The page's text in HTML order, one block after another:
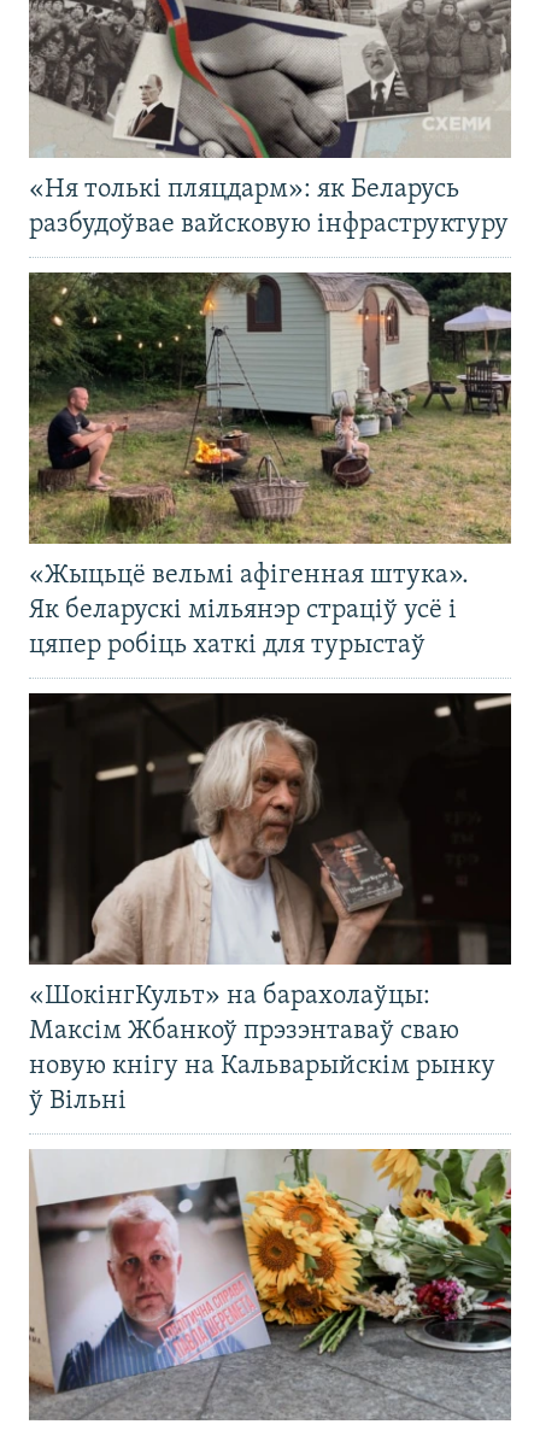
«Ня толькі пляцдарм»: як Беларусь
разбудоўвае вайсковую інфраструктуру
«Жыцьцё вельмі афігенная штука».
Як беларускі мільянэр страціў усё і
цяпер робіць хаткі для турыстаў
«ШокінгКульт» на барахолаўцы:
Максім Жбанкоў прэзэнтаваў сваю
новую кнігу на Кальварыйскім рынку
ў Вільні